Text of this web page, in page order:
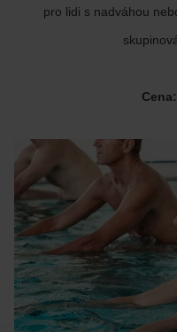
pro lidi s nadváhou